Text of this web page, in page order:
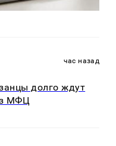
час назад
долго ждут
МФЦ